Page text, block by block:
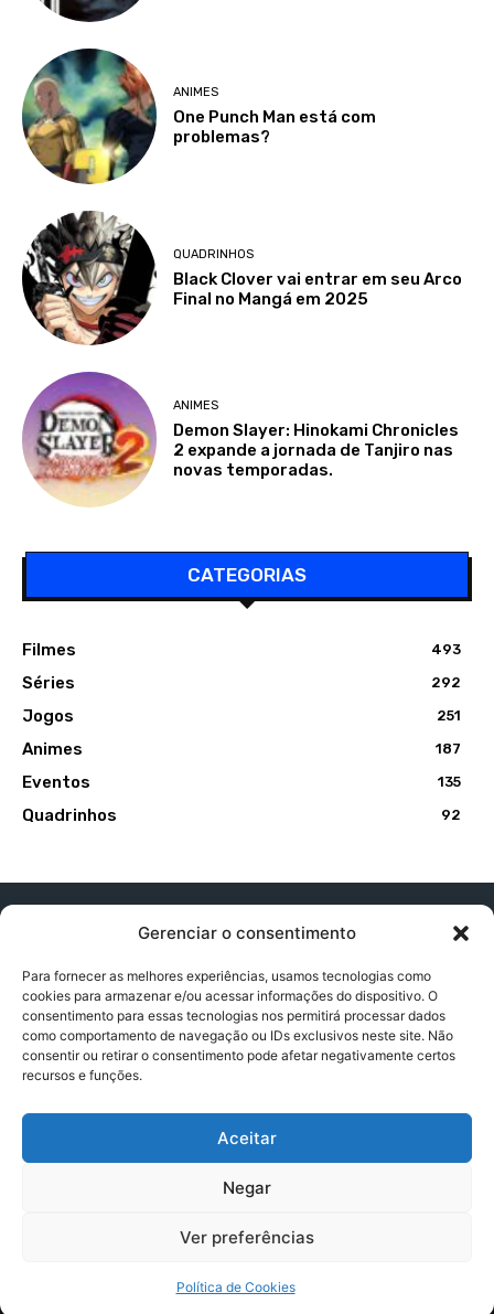
Gerenciar o consentimento
Para fornecer as melhores experiências, usamos tecnologias como
cookies para armazenar e/ou acessar informações do dispositivo. O
consentimento para essas tecnologias nos permitirá processar dados
como comportamento de navegação ou IDs exclusivos neste site. Não
consentir ou retirar o consentimento pode afetar negativamente certos
recursos e funções.
Aceitar
Negar
Ver preferências
Política de Cookies
ANIMES
One Punch Man está com
problemas?
QUADRINHOS
Black Clover vai entrar em seu Arco
Final no Mangá em 2025
ANIMES
Demon Slayer: Hinokami Chronicles
2 expande a jornada de Tanjiro nas
novas temporadas.
CATEGORIAS
Filmes 493
Séries 292
Jogos 251
Animes 187
Eventos 135
Quadrinhos 92
Contato:contatopapogeek@gmail.com
Política de Privacidade
Termos e Condições
© Copyright - PapoGeek 2024